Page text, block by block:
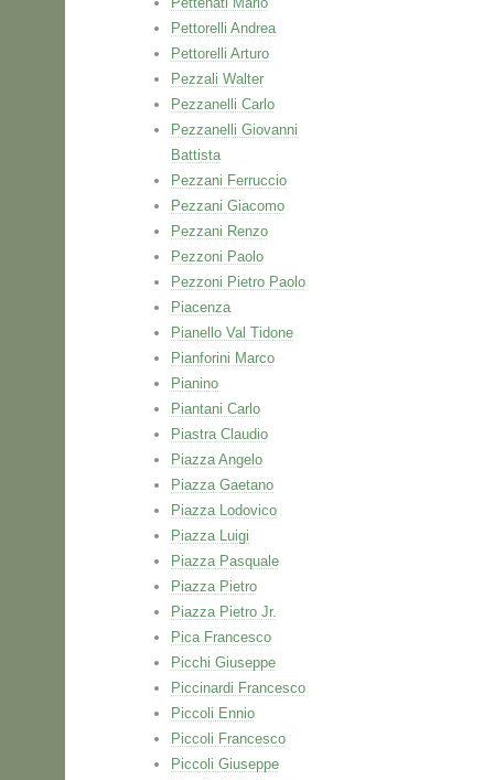
Pettorelli Andrea
Pettorelli Arturo
Pezzali Walter
Pezzanelli Carlo
Pezzanelli Giovanni
Battista
Pezzani Ferruccio
Pezzani Giacomo
Pezzani Renzo
Pezzoni Paolo
Pezzoni Pietro Paolo
Piacenza
Pianello Val Tidone
Pianforini Marco
Pianino
Piantani Carlo
Piastra Claudio
Piazza Angelo
Piazza Gaetano
Piazza Lodovico
Piazza Luigi
Piazza Pasquale
Piazza Pietro
Piazza Pietro Jr.
Pica Francesco
Picchi Giuseppe
Piccinardi Francesco
Piccoli Ennio
Piccoli Francesco
Piccoli Giuseppe